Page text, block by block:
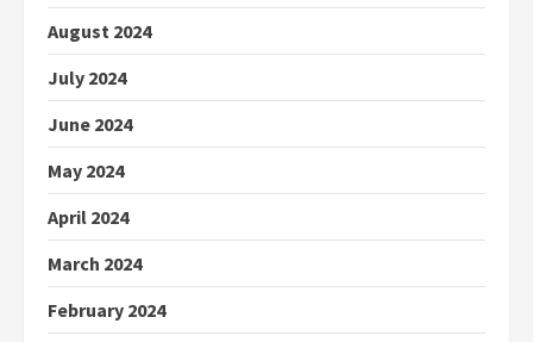
August 2024
July 2024
June 2024
May 2024
April 2024
March 2024
February 2024